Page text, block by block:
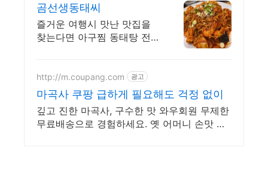
곰선생동태씨
즐거운 여행시 맛난 맛집을
찾는다면 아구찜 동태탕 전
http://m.coupang.com 광고
마곡사 쿠팡 급하게 필요해도 걱정 없이
깊고 진한 마곡사, 구수한 맛 와우회원 무제한
무료배송으로 경험하세요. 옛 어머니 손맛 담